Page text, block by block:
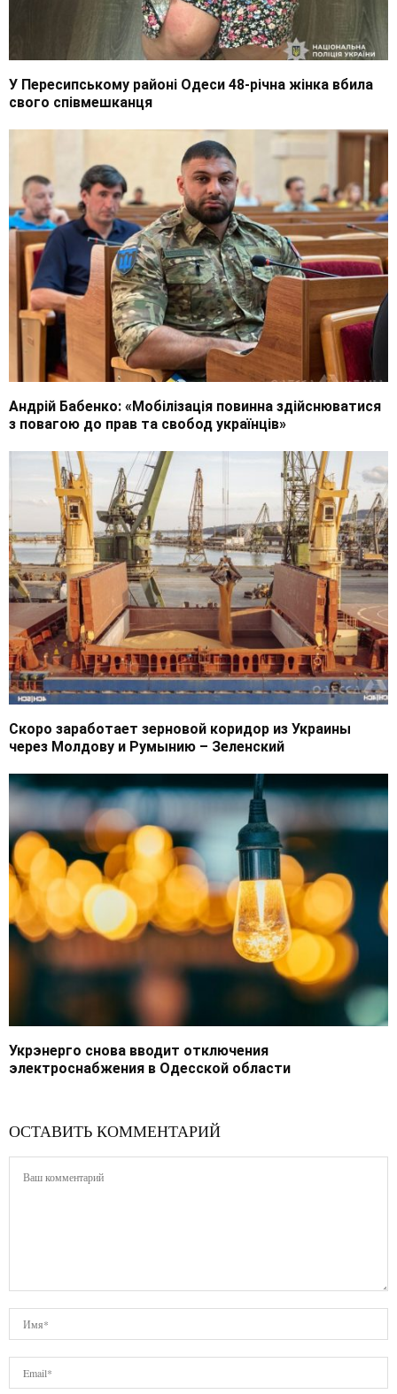
У Пересипському районі Одеси 48-річна жінка вбила
свого співмешканця
Андрій Бабенко: «Мобілізація повинна здійснюватися
з повагою до прав та свобод українців»
Скоро заработает зерновой коридор из Украины
через Молдову и Румынию – Зеленский
Укрэнерго снова вводит отключения
электроснабжения в Одесской области
ОСТАВИТЬ КОММЕНТАРИЙ